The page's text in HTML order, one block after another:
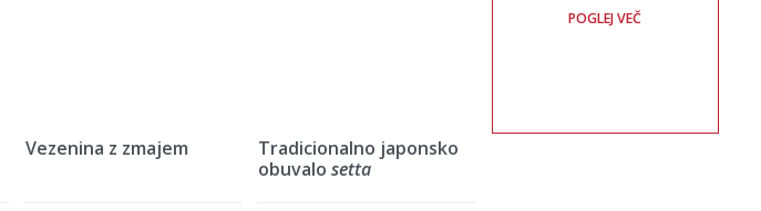
Vezenina z zmajem
Tradicionalno japonsko
obuvalo setta
POGLEJ VEČ